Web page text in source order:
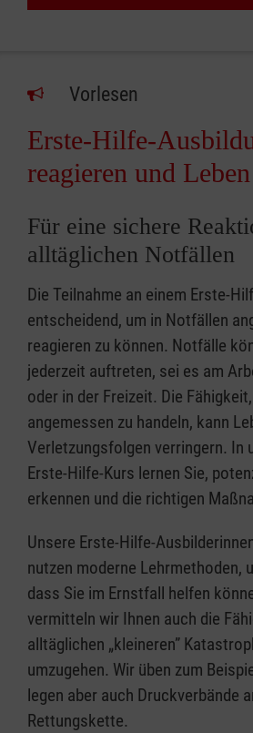
Vorlesen
Erste-Hilfe-
reagieren und
Für eine sichere
alltäglichen Notfällen
Die Teilnahme an einem Erste-
entscheidend, um in Notfällen
reagieren zu können. Notfälle
jederzeit auftreten, sei es am
oder in der Freizeit. Die
angemessen zu handeln, kann
Verletzungsfolgen verringern. In
Erste-Hilfe-Kurs lernen Sie,
erkennen und die richtigen
Unsere Erste-Hilfe-
nutzen moderne Lehrmethoden,
dass Sie im Ernstfall helfen
vermitteln wir Ihnen auch die
alltäglichen „kleineren”
umzugehen. Wir üben zum
legen aber auch Druckverbände
Rettungskette.